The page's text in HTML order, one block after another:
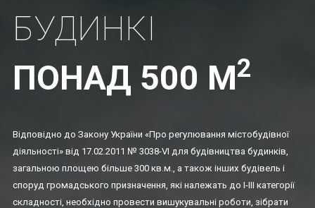
БУДИНКІ
ПОНАД 500 М2
Відповідно до Закону України «Про регулювання містобудівної
діяльності» від 17.02.2011 № 3038-VI для будівництва будинків,
загальною площею більше 300 кв.м., а також інших будівель і
споруд громадського призначення, які належать до I-III категорії
складності, необхідно провести вишукувальні роботи, зібрати